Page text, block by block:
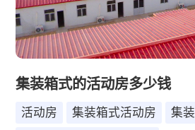
集装箱式的活动房多少钱
活动房 集装箱式活动房
集